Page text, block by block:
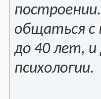
общаться
до 40 лет, и
психологии.